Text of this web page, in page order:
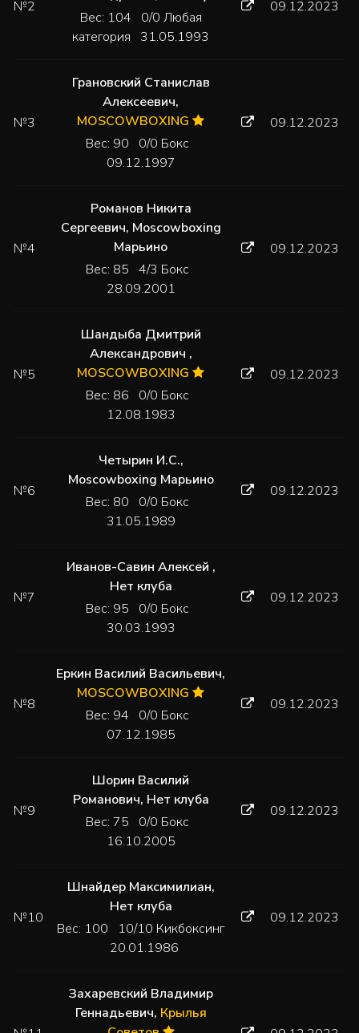
№2
Вес: 104 0/0 Любая
категория 31.05.1993
09.12.2023
№3
Грановский Станислав
Алексеевич,
MOSCOWBOXING
Вес: 90 0/0 Бокс
09.12.1997
09.12.2023
№4
Романов Никита
Сергеевич, Moscowboxing
Марьино
Вес: 85 4/3 Бокс
28.09.2001
09.12.2023
№5
Шандыба Дмитрий
Александрович ,
MOSCOWBOXING
Вес: 86 0/0 Бокс
12.08.1983
09.12.2023
№6
Четырин И.С.,
Moscowboxing Марьино
Вес: 80 0/0 Бокс
31.05.1989
09.12.2023
№7
Иванов-Савин Алексей ,
Нет клуба
Вес: 95 0/0 Бокс
30.03.1993
09.12.2023
№8
Еркин Василий Васильевич,
MOSCOWBOXING
Вес: 94 0/0 Бокс
07.12.1985
09.12.2023
№9
Шорин Василий
Романович, Нет клуба
Вес: 75 0/0 Бокс
16.10.2005
09.12.2023
№10
Шнайдер Максимилиан,
Нет клуба
Вес: 100 10/10 Кикбоксинг
20.01.1986
09.12.2023
Захаревский Владимир
Геннадьевич, Крылья